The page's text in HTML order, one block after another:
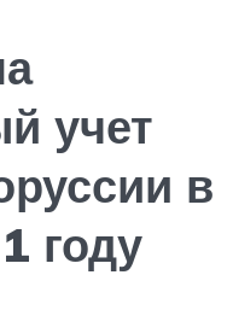
учет
в
году